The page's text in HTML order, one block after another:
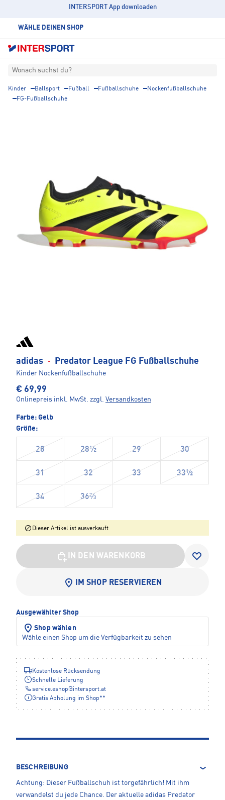
INTERSPORT App downloaden
WÄHLE DEINEN SHOP
Wonach suchst du?
Kinder Ballsport Fußball Fußballschuhe
Nockenfußballschuhe
FG-Fußballschuhe
adidas · Predator League FG Fußballschuhe
Kinder Nockenfußballschuhe
€ 69,99
Onlinepreis inkl. MwSt. zzgl. Versandkosten
Farbe: Gelb
Größe:
28 28½ 29 30
31 32 33 33½
34 36⅔
Dieser Artikel ist ausverkauft
IN DEN WARENKORB
IM SHOP RESERVIEREN
Ausgewählter Shop
Shop wählen
Wähle einen Shop um die Verfügbarkeit zu sehen
Kostenlose Rücksendung
Schnelle Lieferung
service.eshop@intersport.at
Gratis Abholung im Shop**
BESCHREIBUNG
Achtung: Dieser Fußballschuh ist torgefährlich! Mit ihm
verwandelst du jede Chance. Der aktuelle adidas Predator